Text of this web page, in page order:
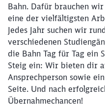
Bahn. Dafür brauchen
eine der vielfältigsten
Jedes Jahr suchen wir
verschiedenen
die Bahn Tag für Tag ein
Steig ein: Wir bieten dir
Ansprechperson sowie
Seite. Und nach
Übernahmechancen!